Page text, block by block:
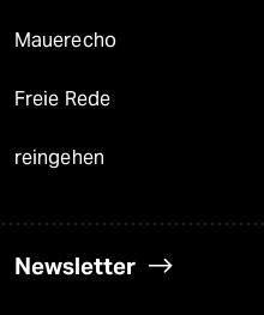
Mauerecho
Freie Rede
reingehen
Newsletter